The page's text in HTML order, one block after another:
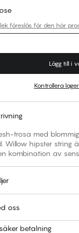
föreslås för den här
Lägg till i
Kontrollera
trosa med
Willow hipster string
kombination av
oss
betalning